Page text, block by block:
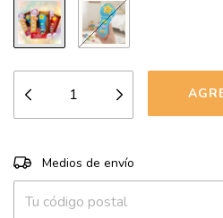
Entregas para el CP:
Medios de envío